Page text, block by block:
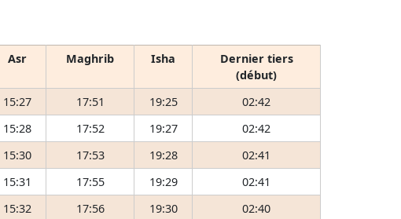
Asr Maghrib Isha
Dernier tiers
(début)
15:27 17:51 19:25
02:42
15:28 17:52 19:27
02:42
15:30 17:53 19:28
02:41
15:31 17:55 19:29
02:41
15:32 17:56 19:30
02:40